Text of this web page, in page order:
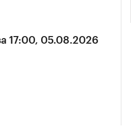
17:00, 05.08.2026